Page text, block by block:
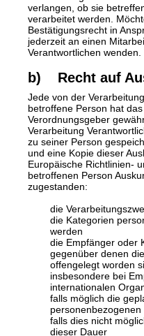
verlangen, ob sie
verarbeitet werden.
Bestätigungsrecht in
jederzeit an einen
Verantwortlichen wenden.
b) Recht auf
Jede von der
betroffene Person hat
Verordnungsgeber
Verarbeitung
zu seiner Person
und eine Kopie dieser
Europäische Richtlinien-
betroffenen Person
zugestanden:
die
die Kategorien
werden
die Empfänger oder
gegenüber denen
offengelegt worden
insbesondere bei
internationalen
falls möglich die
falls dies nicht
dieser Dauer